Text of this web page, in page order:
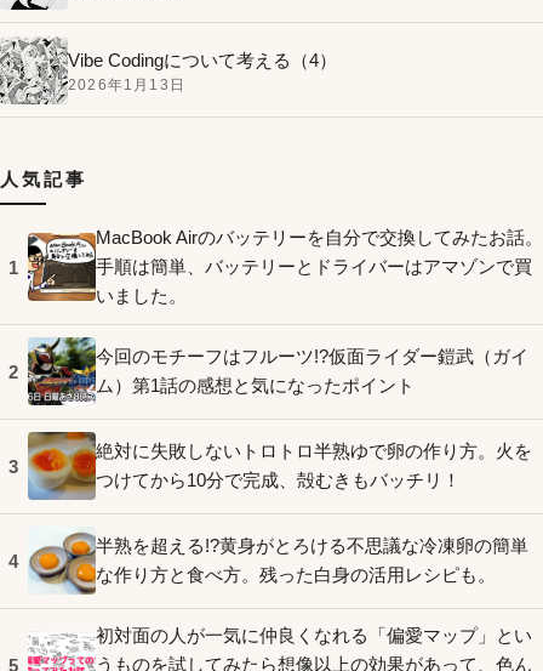
Vibe Codingについて考える（4）
2026年1月13日
人気記事
1
MacBook Airのバッテリーを自分で交換してみたお話。
手順は簡単、バッテリーとドライバーはアマゾンで買
いました。
2
今回のモチーフはフルーツ!?仮面ライダー鎧武（ガイ
ム）第1話の感想と気になったポイント
3
絶対に失敗しないトロトロ半熟ゆで卵の作り方。火を
つけてから10分で完成、殻むきもバッチリ！
4
半熟を超える!?黄身がとろける不思議な冷凍卵の簡単
な作り方と食べ方。残った白身の活用レシピも。
5
初対面の人が一気に仲良くなれる「偏愛マップ」とい
うものを試してみたら想像以上の効果があって、色ん